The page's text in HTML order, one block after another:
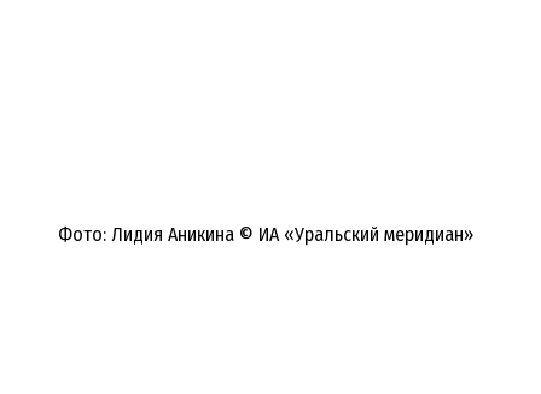
Фото: Лидия Аникина © ИА «Уральский меридиан»